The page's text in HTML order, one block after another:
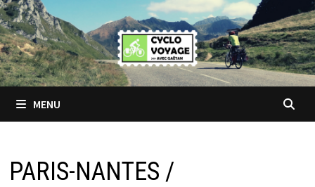
Passer
au
contenu
MENU
PARIS-NANTES /